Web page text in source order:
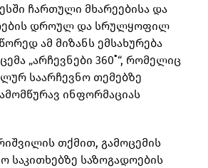
ჩართული მხარეებისა და
დროულ და სრულყოფილ
ამ მიზანს ემსახურება
„არჩევნები 360˚“, რომელიც
საარჩევნო თემებზე
ინფორმაციას
თქმით, გამოცემის
საკითხებზე საზოგადოების